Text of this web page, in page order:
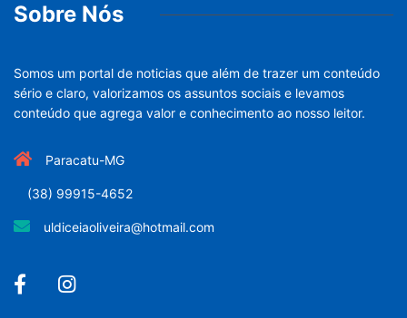
Sobre Nós
Somos um portal de noticias que além de trazer um conteúdo
sério e claro, valorizamos os assuntos sociais e levamos
conteúdo que agrega valor e conhecimento ao nosso leitor.
Paracatu-MG
(38) 99915-4652
uldiceiaoliveira@hotmail.com